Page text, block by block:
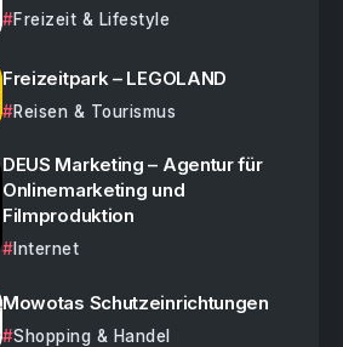
Freizeit & Lifestyle
Freizeitpark – LEGOLAND
Reisen & Tourismus
DEUS Marketing – Agentur für
Onlinemarketing und
Filmproduktion
Internet
Mowotas Schutzeinrichtungen
Shopping & Handel